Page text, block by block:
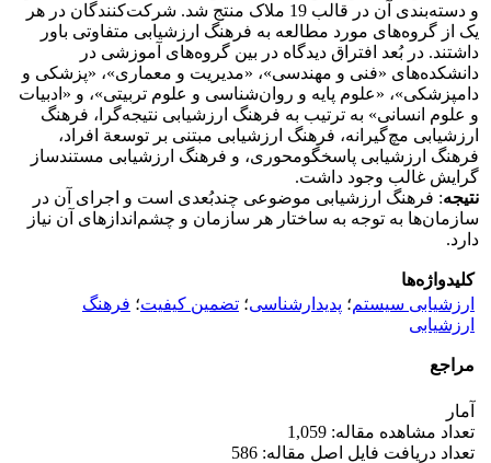
و دسته‌بندی‌ آن در قالب 19 ملاک منتج شد. شرکت‌کنندگان در هر
یک از گروه‌های مورد مطالعه به فرهنگ ارزشیابی متفاوتی باور
داشتند. در بُعد افتراق دیدگاه در بین گروه‌های آموزشی‌ در
دانشکده‌های «فنی و مهندسی»، «مدیریت و معماری»، «پزشکی و
دامپزشکی»، «علوم پایه و روان‌شناسی و علوم تربیتی»، و «ادبیات
و علوم انسانی» به ترتیب به فرهنگ ارزشیابی نتیجه‌گرا، فرهنگ
ارزشیابی مچ‌گیرانه، فرهنگ ارزشیابی مبتنی بر توسعة افراد،
فرهنگ ارزشیابی پاسخگومحوری، و فرهنگ ارزشیابی مستندساز
گرایش غالب وجود داشت.
نتیجه: فرهنگ ارزشیابی موضوعی چندبُعدی است و اجرای آن در
سازمان‌ها به توجه به ساختار هر سازمان و چشم‌اندازهای آن نیاز
دارد.
کلیدواژه‌ها
ارزشیابی سیستم؛ پدیدارشناسی؛ تضمین کیفیت؛ فرهنگ
ارزشیابی
مراجع
آمار
تعداد مشاهده مقاله: 1,059
تعداد دریافت فایل اصل مقاله: 586